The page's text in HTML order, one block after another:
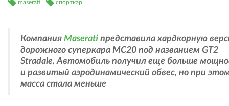
maserati спорткар
Компания Maserati представила хардкорную
дорожного суперкара MC20 под названием GT2
Stradale. Автомобиль получил еще больше
и развитый аэродинамический обвес, но при
масса стала меньше